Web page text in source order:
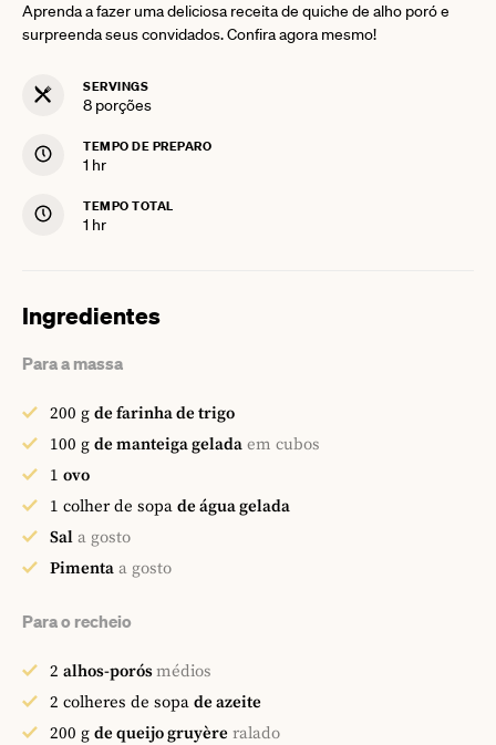
Aprenda a fazer uma deliciosa receita de quiche de alho poró e
surpreenda seus convidados. Confira agora mesmo!
SERVINGS
8 porções
TEMPO DE PREPARO
1hour
hr
TEMPO TOTAL
1hour
hr
Ingredientes
Para a massa
200 g de farinha de trigo
100 g de manteiga gelada em cubos
1 ovo
1 colher de sopa de água gelada
Sal a gosto
Pimenta a gosto
Para o recheio
2 alhos-porósmédios
2 colheres de sopa de azeite
200 g de queijo gruyère ralado